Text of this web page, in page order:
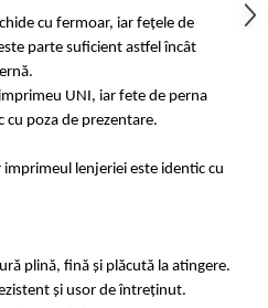
cu fermoar, iar fețele de
parte suficient astfel încât
UNI, iar fete de perna
poza de prezentare.
lenjeriei este identic cu
plină, fină și plăcută la atingere.
și usor de întreținut.